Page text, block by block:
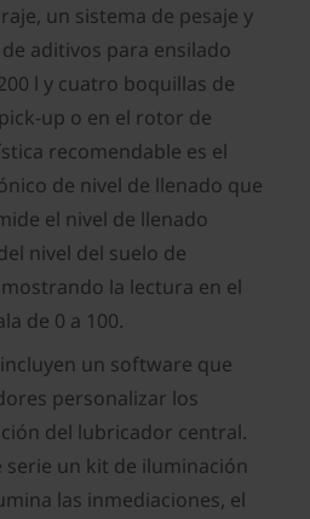
un sistema de pesaje y
aditivos para ensilado
l y cuatro boquillas de
up o en el rotor de
recomendable es el
de nivel de llenado que
el nivel de llenado
nivel del suelo de
la lectura en el
de 0 a 100.
un software que
personalizar los
del lubricador central.
serie un kit de iluminación
las inmediaciones, el